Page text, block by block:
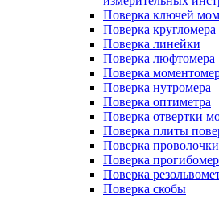
Поверка ключей
Поверка кругломера
Поверка линейки
Поверка люфтомера
Поверка
Поверка нутромера
Поверка оптиметра
Поверка отвертки
Поверка плиты
Поверка
Поверка
Поверка
Поверка скобы